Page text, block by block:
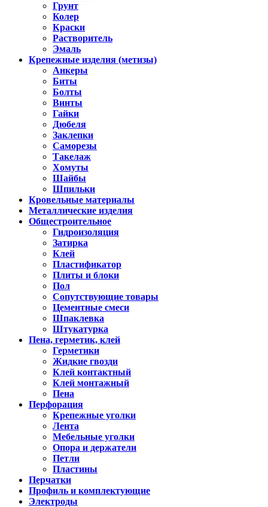
Грунт
Колер
Краски
Растворитель
Эмаль
Крепежные изделия (метизы)
Анкеры
Биты
Болты
Винты
Гайки
Дюбеля
Заклепки
Саморезы
Такелаж
Хомуты
Шайбы
Шпильки
Кровельные материалы
Металлические изделия
Общестроительное
Гидроизоляция
Затирка
Клей
Пластификатор
Плиты и блоки
Пол
Сопутствующие товары
Цементные смеси
Шпаклевка
Штукатурка
Пена, герметик, клей
Герметики
Жидкие гвозди
Клей контактный
Клей монтажный
Пена
Перфорация
Крепежные уголки
Лента
Мебельные уголки
Опора и держатели
Петли
Пластины
Перчатки
Профиль и комплектующие
Электроды